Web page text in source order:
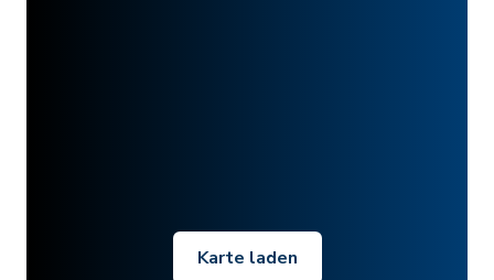
Karte laden